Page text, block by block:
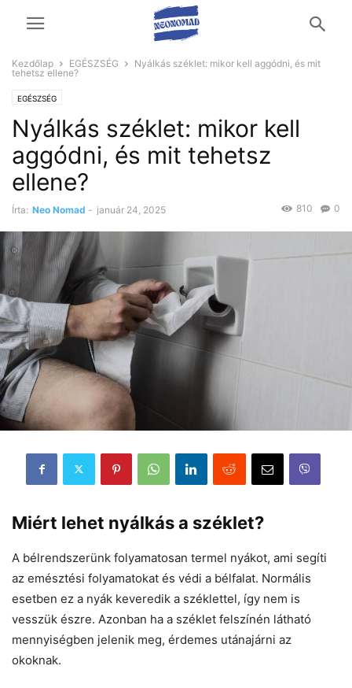
Kezdőlap EGÉSZSÉG
Nyálkás széklet: mikor kell aggódni, és mit
tehetsz ellene?
EGÉSZSÉG
Nyálkás széklet: mikor kell
aggódni, és mit tehetsz
ellene?
Írta: Neo Nomad - január 24, 2025 0
810
Miért lehet nyálkás a széklet?
A bélrendszerünk folyamatosan termel nyákot, ami segíti
az emésztési folyamatokat és védi a bélfalat. Normális
esetben ez a nyák keveredik a széklettel, így nem is
vesszük észre. Azonban ha a széklet felszínén látható
mennyiségben jelenik meg, érdemes utánajárni az
okoknak.